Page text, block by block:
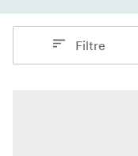
Filtre